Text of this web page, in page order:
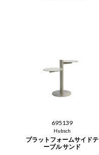
695139
Hubsch
プラットフォームサイドテ
ーブル サンド